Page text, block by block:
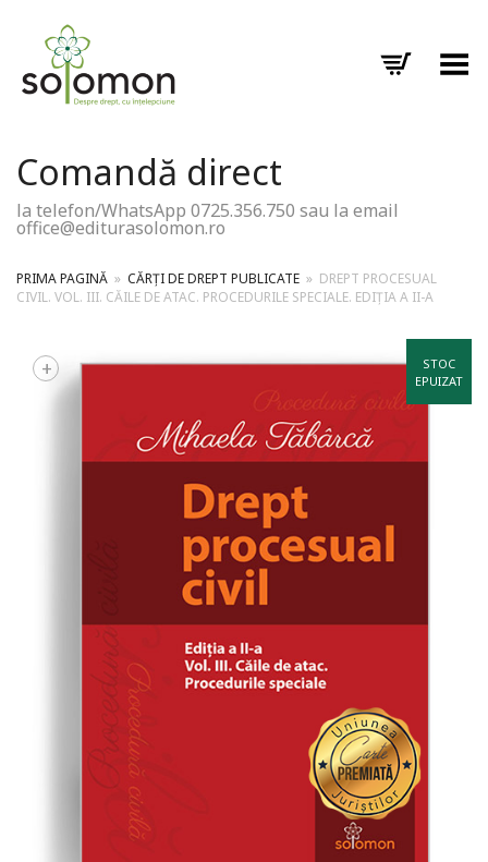
Toggle Menu
Comandă direct
la telefon/WhatsApp 0725.356.750 sau la email
office@editurasolomon.ro
PRIMA PAGINĂ » CĂRȚI DE DREPT PUBLICATE » DREPT PROCESUAL
CIVIL. VOL. III. CĂILE DE ATAC. PROCEDURILE SPECIALE. EDIȚIA A II-A
STOC
EPUIZAT
+